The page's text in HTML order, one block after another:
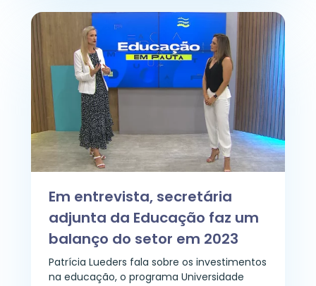
Em entrevista, secretária
adjunta da Educação faz um
balanço do setor em 2023
Patrícia Lueders fala sobre os investimentos
na educação, o programa Universidade